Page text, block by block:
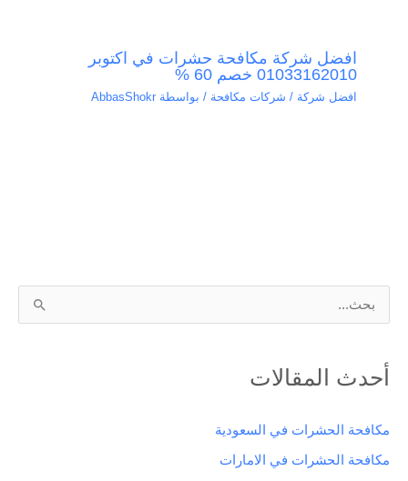
افضل شركة مكافحة حشرات في اكتوبر
01033162010 خصم 60 %
افضل شركة / شركات مكافحة / بواسطة AbbasShokr
ب
ح
ن
أحدث المقالات
مكافحة الحشرات في السعودية
مكافحة الحشرات في الامارات